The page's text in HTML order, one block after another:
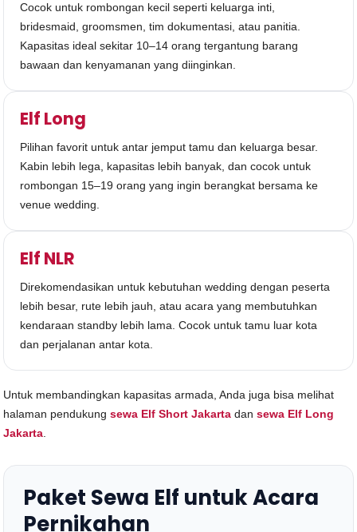
Cocok untuk rombongan kecil seperti keluarga inti,
bridesmaid, groomsmen, tim dokumentasi, atau panitia.
Kapasitas ideal sekitar 10–14 orang tergantung barang
bawaan dan kenyamanan yang diinginkan.
Elf Long
Pilihan favorit untuk antar jemput tamu dan keluarga besar.
Kabin lebih lega, kapasitas lebih banyak, dan cocok untuk
rombongan 15–19 orang yang ingin berangkat bersama ke
venue wedding.
Elf NLR
Direkomendasikan untuk kebutuhan wedding dengan peserta
lebih besar, rute lebih jauh, atau acara yang membutuhkan
kendaraan standby lebih lama. Cocok untuk tamu luar kota
dan perjalanan antar kota.
Untuk membandingkan kapasitas armada, Anda juga bisa melihat
halaman pendukungsewa Elf Short Jakarta dansewa Elf Long
Jakarta
Paket Sewa Elf untuk Acara
Pernikahan